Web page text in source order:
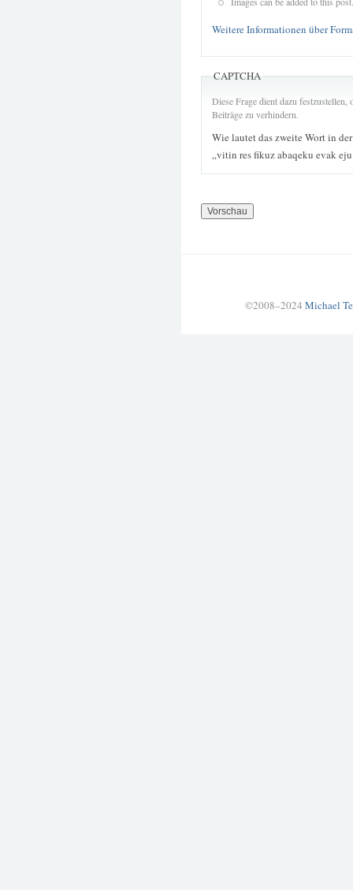
Weitere Informationen über
CAPTCHA
Diese Frage dient dazu
Beiträge zu verhindern.
Wie lautet das zweite Wort in
„vitin res fikuz abaqeku evak
©2008–2024 Michael